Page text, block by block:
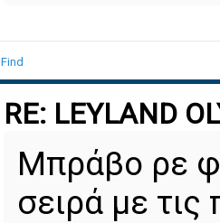
Find
RE: LEYLAND
Μπράβο ρε
σειρά με τις